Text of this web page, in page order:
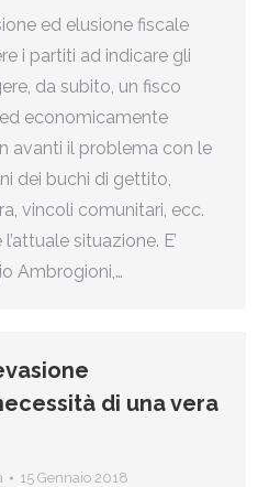
ed elusione fiscale
i partiti ad indicare gli
da subito, un fisco
economicamente
avanti il problema con le
dei buchi di gettito,
vincoli comunitari, ecc.
situazione. E’
Ambrogioni,…
di una vera
15 Gennaio 2018